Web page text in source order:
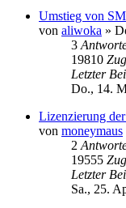
Umstieg von
von aliwoka »
3
19810
Letzter
Do., 14.
Lizenzierung
von moneymaus
2
19555
Letzter
Sa., 25.